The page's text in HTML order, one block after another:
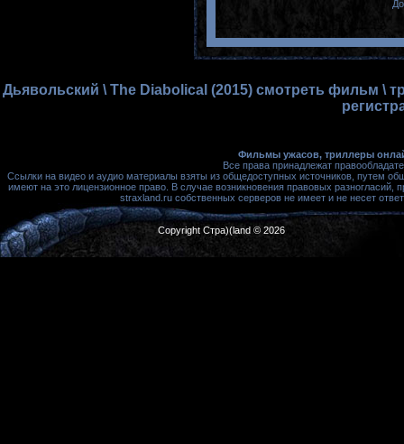
Дьявольский \ The Diabolical (2015) смотреть фильм \
Фильмы ужасов, триллеры
Все права принадлежат
Ссылки на видео и аудио материалы взяты из общедоступных источников, путем
имеют на это лицензионное право. В случае возникновения правовых
straxland.ru собственных серверов не имеет и не несет
Copyright Стра)(land © 2026